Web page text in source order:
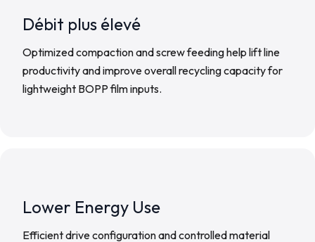
Débit plus élevé
Optimized compaction and screw feeding help lift line
productivity and improve overall recycling capacity for
lightweight BOPP film inputs.
Lower Energy Use
Efficient drive configuration and controlled material